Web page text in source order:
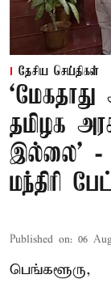
தேசிய செய்திகள்
தமிழக
இல்லை’ -
மந்திரி
Published on: 06
பெங்களூரு,